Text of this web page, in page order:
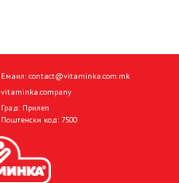
Емаил: contact@vitaminka.com.mk
vitaminka.company
Град: Прилеп
Поштенски код: 7500